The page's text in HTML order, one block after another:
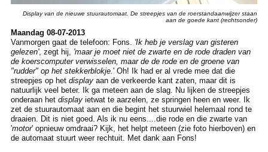
Display van de nieuwe stuurautomaat. De streepjes van de roerstandaanwijzer staan
aan de goede kant (rechtsonder)
Maandag 08-07-2013
Vanmorgen gaat de telefoon: Fons. 'Ik heb je verslag van gisteren
gelezen', zegt hij, 'maar je moet niet de zwarte en de rode draden van
de koerscomputer verwisselen, maar de de rode en de groene van
"rudder" op het stekkerblokje.' Oh! Ik had er al vrede mee dat die
streepjes op hetdisplayaan de verkeerde kant zaten, maar dit is
natuurlijk veel beter. Ik ga meteen aan de slag. Nu lijken de streepjes
onderaan het displayietwat te aarzelen, ze springen heen en weer. Ik
zet de stuurautomaat aan en die begint het stuurwiel helemaal rond te
draaien. Dit is niet goed. Als ik nu eens....die rode en die zwarte van
'motor' opnieuw omdraai? Kijk, het helpt meteen (zie foto hierboven) en
de automaat stuurt weer rechtuit. Met dank aan Fons!